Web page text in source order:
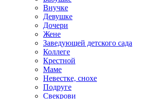
Внучке
Девушке
Дочери
Жене
Заведующей детского сада
Коллеге
Крестной
Маме
Невестке, снохе
Подруге
Свекрови